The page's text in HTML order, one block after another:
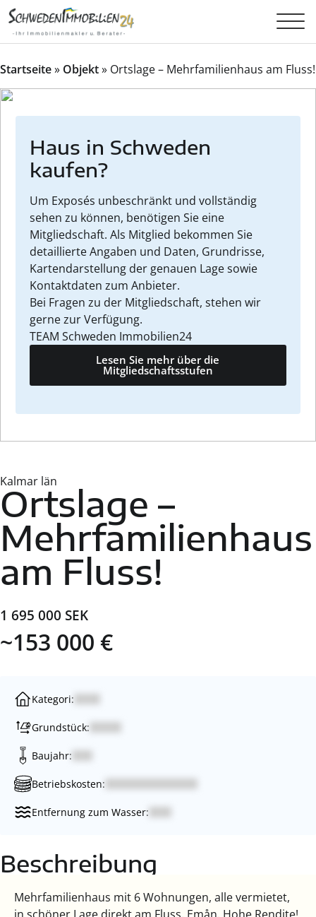
Startseite» Objekt» Ortslage – Mehrfamilienhaus am Fluss!
Haus in Schweden
kaufen?
Um Exposés unbeschränkt und vollständig
sehen zu können, benötigen Sie eine
Mitgliedschaft. Als Mitglied bekommen Sie
detaillierte Angaben und Daten, Grundrisse,
Kartendarstellung der genauen Lage sowie
Kontaktdaten zum Anbieter.
Bei Fragen zu der Mitgliedschaft, stehen wir
gerne zur Verfügung.
TEAM Schweden Immobilien24
Lesen Sie mehr über die
Mitgliedschaftsstufen
Kalmar län
Ortslage –
Mehrfamilienhaus
am Fluss!
1 695 000 SEK
~153 000 €
Kategori:
Grundstück:
Baujahr:
Betriebskosten:
Entfernung zum Wasser:
Beschreibung
Mehrfamilienhaus mit 6 Wohnungen, alle vermietet,